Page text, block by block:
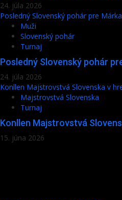
24. júla 2026
Posledný Slovenský pohár pre
Muži
Slovenský pohár
Turnaj
Posledný Slovenský pohár
24. júla 2026
Konllen Majstrovstvá Slovenska v
Majstrovstvá Slovenska
Turnaj
Konllen Majstrovstvá
15. júna 2026